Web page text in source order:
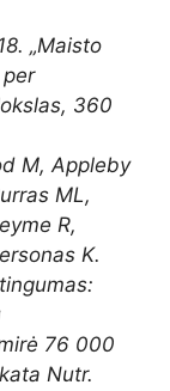
„Maisto
360
M, Appleby
ML,
R,
K.
76 000
Nutr.